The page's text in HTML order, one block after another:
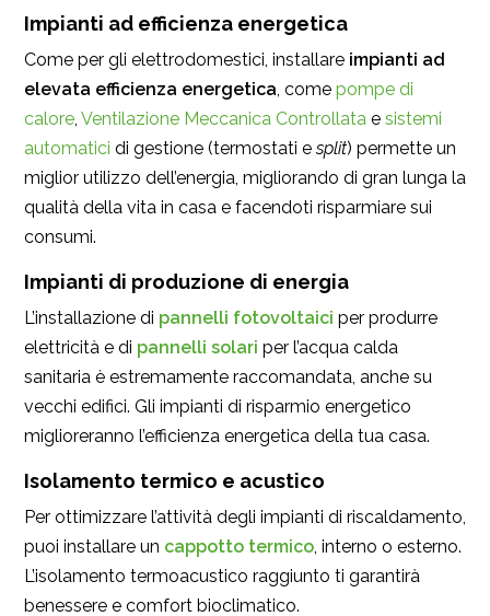
Impianti ad efficienza energetica
Come per gli elettrodomestici, installare impianti ad
elevata efficienza energetica, come pompe di
calore, Ventilazione Meccanica Controllata e sistemi
automatici di gestione (termostati esplit) permette un
miglior utilizzo dell’energia, migliorando di gran lunga la
qualità della vita in casa e facendoti risparmiare sui
consumi.
Impianti di produzione di energia
L’installazione di pannelli fotovoltaici per produrre
elettricità e di pannelli solari per l’acqua calda
sanitaria è estremamente raccomandata, anche su
vecchi edifici. Gli impianti di risparmio energetico
miglioreranno l’efficienza energetica della tua casa.
Isolamento termico e acustico
Per ottimizzare l’attività degli impianti di riscaldamento,
puoi installare un cappotto termico, interno o esterno.
L’isolamento termoacustico raggiunto ti garantirà
benessere e comfort bioclimatico.